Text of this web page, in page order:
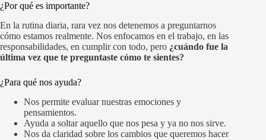
¿Por qué es importante?
En la rutina diaria, rara vez nos detenemos a preguntarnos
cómo estamos realmente. Nos enfocamos en el trabajo, en las
responsabilidades, en cumplir con todo, pero ¿cuándo fue la
última vez que te preguntaste cómo te sientes?
¿Para qué nos ayuda?
Nos permite evaluar nuestras emociones y
pensamientos.
Ayuda a soltar aquello que nos pesa y ya no nos sirve.
Nos da claridad sobre los cambios que queremos hacer